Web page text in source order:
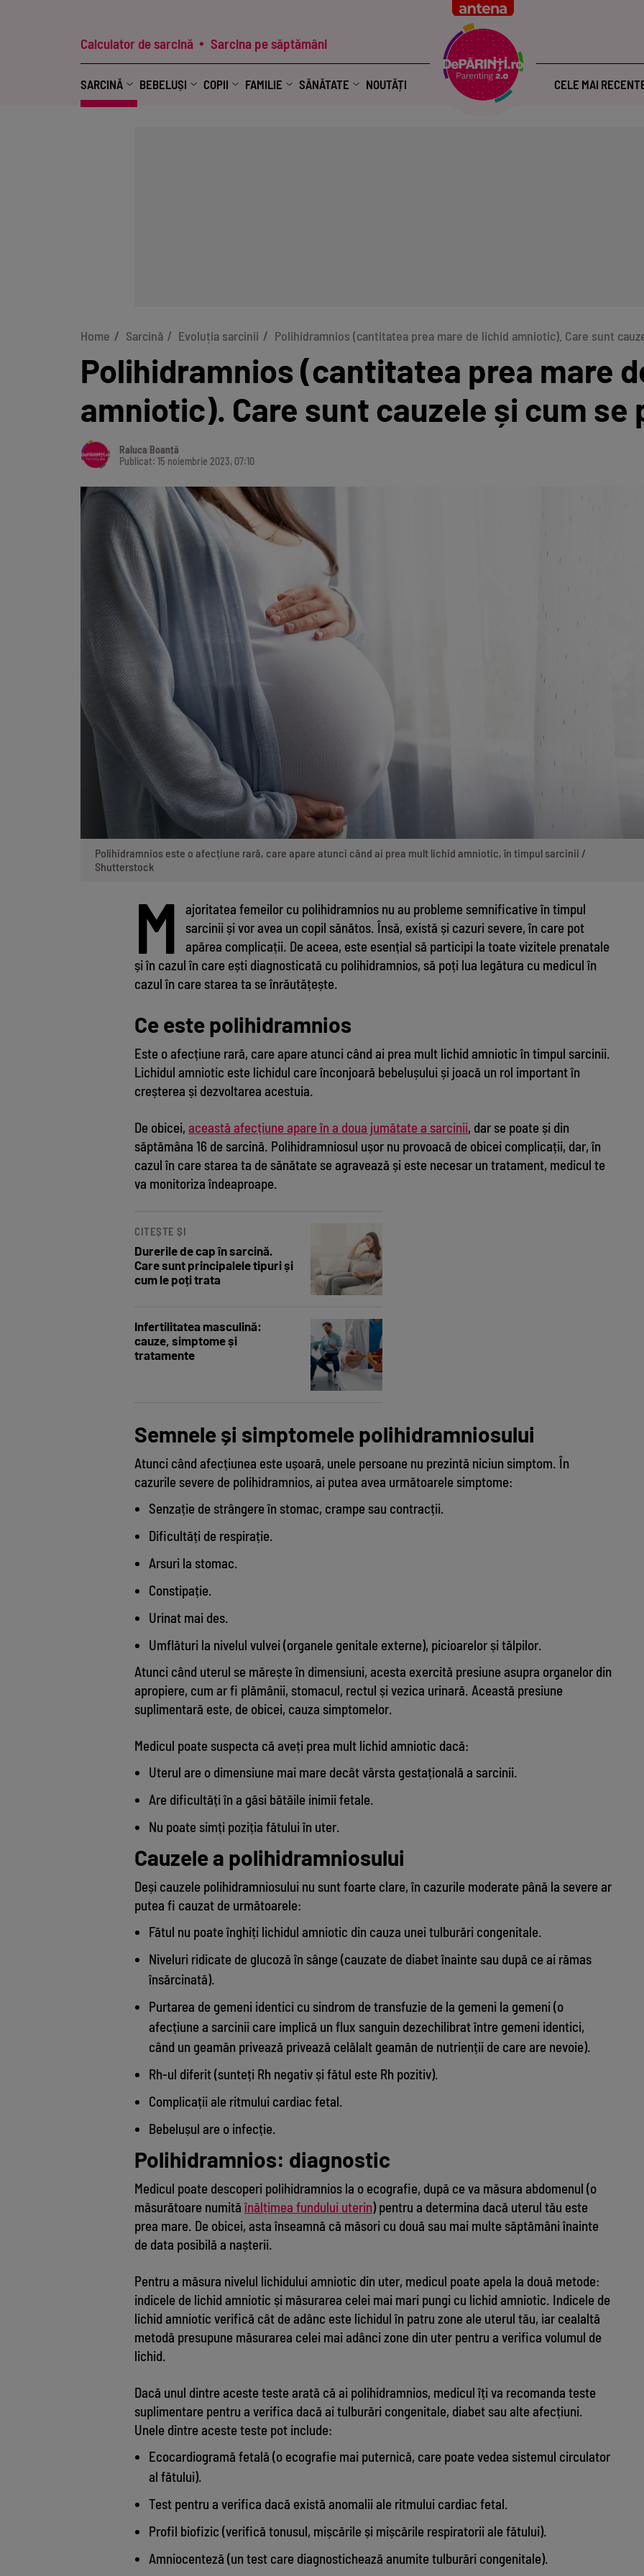
Calculator de sarcină Sarcina pe săptămâni
SARCINĂ BEBELUȘI COPII FAMILIE SĂNĂTATE NOUTĂȚI CELE MAI
Home Sarcină Evoluția sarcinii Polihidramnios (cantitatea prea mare de lichid amniotic). Care sunt
Polihidramnios (cantitatea prea mare
amniotic). Care sunt cauzele și cum se
Raluca Boanță
Publicat: 15 noiembrie 2023, 07:10
Polihidramnios este o afecțiune rară, care apare atunci când ai prea mult lichid amniotic, în timpul sarcinii /
Shutterstock
M
ajoritatea femeilor cu polihidramnios nu au probleme semnificative în timpul
sarcinii și vor avea un copil sănătos. Însă, există și cazuri severe, în care pot
apărea complicații. De aceea, este esențial să participi la toate vizitele prenatale
și în cazul în care ești diagnosticată cu polihidramnios, să poți lua legătura cu medicul în
cazul în care starea ta se înrăutățește.
Ce este polihidramnios
Este o afecțiune rară, care apare atunci când ai prea mult lichid amniotic în timpul sarcinii.
Lichidul amniotic este lichidul care înconjoară bebelușului și joacă un rol important în
creșterea și dezvoltarea acestuia.
De obicei, această afecțiune apare în a doua jumătate a sarcinii, dar se poate și din
săptămâna 16 de sarcină. Polihidramniosul ușor nu provoacă de obicei complicații, dar, în
cazul în care starea ta de sănătate se agravează și este necesar un tratament, medicul te
va monitoriza îndeaproape.
CITEȘTE ȘI
Durerile de cap în sarcină.
Care sunt principalele tipuri și
cum le poți trata
Infertilitatea masculină:
cauze, simptome și
tratamente
Semnele și simptomele polihidramniosului
Atunci când afecțiunea este ușoară, unele persoane nu prezintă niciun simptom. În
cazurile severe de polihidramnios, ai putea avea următoarele simptome:
Senzație de strângere în stomac, crampe sau contracții.
Dificultăți de respirație.
Arsuri la stomac.
Constipație.
Urinat mai des.
Umflături la nivelul vulvei (organele genitale externe), picioarelor și tălpilor.
Atunci când uterul se mărește în dimensiuni, acesta exercită presiune asupra organelor din
apropiere, cum ar fi plămânii, stomacul, rectul și vezica urinară. Această presiune
suplimentară este, de obicei, cauza simptomelor.
Medicul poate suspecta că aveți prea mult lichid amniotic dacă:
Uterul are o dimensiune mai mare decât vârsta gestațională a sarcinii.
Are dificultăți în a găsi bătăile inimii fetale.
Nu poate simți poziția fătului în uter.
Cauzele a polihidramniosului
Deși cauzele polihidramniosului nu sunt foarte clare, în cazurile moderate până la severe ar
putea fi cauzat de următoarele:
Fătul nu poate înghiți lichidul amniotic din cauza unei tulburări congenitale.
Niveluri ridicate de glucoză în sânge (cauzate de diabet înainte sau după ce ai rămas
însărcinată).
Purtarea de gemeni identici cu sindrom de transfuzie de la gemeni la gemeni (o
afecțiune a sarcinii care implică un flux sanguin dezechilibrat între gemeni identici,
când un geamăn privează privează celălalt geamăn de nutrienții de care are nevoie).
Rh-ul diferit (sunteți Rh negativ și fătul este Rh pozitiv).
Complicații ale ritmului cardiac fetal.
Bebelușul are o infecție.
Polihidramnios: diagnostic
Medicul poate descoperi polihidramnios la o ecografie, după ce va măsura abdomenul (o
măsurătoare numităînălțimea fundului uterin) pentru a determina dacă uterul tău este
prea mare. De obicei, asta înseamnă că măsori cu două sau mai multe săptămâni înainte
de data posibilă a nașterii.
Pentru a măsura nivelul lichidului amniotic din uter, medicul poate apela la două metode:
indicele de lichid amniotic și măsurarea celei mai mari pungi cu lichid amniotic. Indicele de
lichid amniotic verifică cât de adânc este lichidul în patru zone ale uterul tău, iar cealaltă
metodă presupune măsurarea celei mai adânci zone din uter pentru a verifica volumul de
lichid.
Dacă unul dintre aceste teste arată că ai polihidramnios, medicul îți va recomanda teste
suplimentare pentru a verifica dacă ai tulburări congenitale, diabet sau alte afecțiuni.
Unele dintre aceste teste pot include:
Ecocardiogramă fetală (o ecografie mai puternică, care poate vedea sistemul circulator
al fătului).
Test pentru a verifica dacă există anomalii ale ritmului cardiac fetal.
Profil biofizic (verifică tonusul, mișcările și mișcările respiratorii ale fătului).
Amniocenteză (un test care diagnostichează anumite tulburări congenitale).